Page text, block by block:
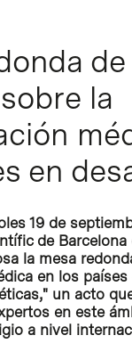
de
la
en
19 de
de
la mesa
en los países
un acto
en este
a nivel